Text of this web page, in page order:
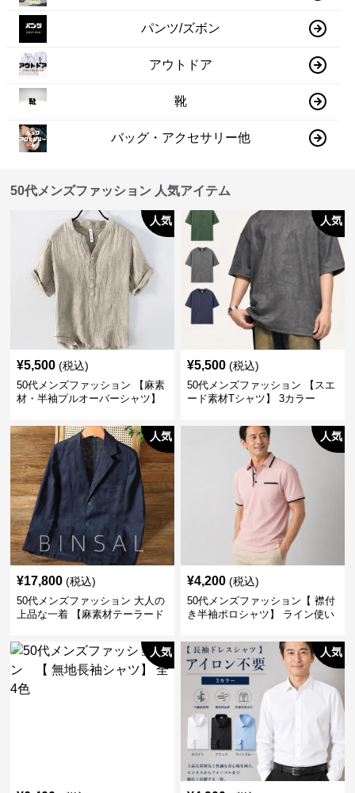
パンツ/ズボン
アウトドア
靴
バッグ・アクセサリー他
50代メンズファッション 人気アイテム
人気
¥5,500 (税込)
50代メンズファッション 【麻素
材・半袖プルオーバーシャツ】
人気
¥5,500 (税込)
50代メンズファッション 【スエ
ード素材Tシャツ】 3カラー
人気
¥17,800 (税込)
50代メンズファッション 大人の
上品な一着 【麻素材テーラード
人気
¥4,200 (税込)
50代メンズファッション【 襟付
き半袖ポロシャツ】 ライン使い
人気 人気